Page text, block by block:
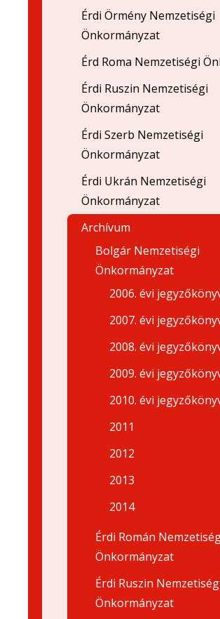
Érdi Örmény Nemzetiségi
Önkormányzat
Érd Roma Nemzetiségi
Érdi Ruszin Nemzetiségi
Önkormányzat
Érdi Szerb Nemzetiségi
Önkormányzat
Érdi Ukrán Nemzetiségi
Önkormányzat
Archívum
Bolgár Nemzetiségi
Önkormányzat
2006. évi
2007. évi
2008. évi
2009. évi
2010. évi
2011
2012
2013
2014
Érdi Román
Önkormányzat
Érdi Ruszin
Önkormányzat